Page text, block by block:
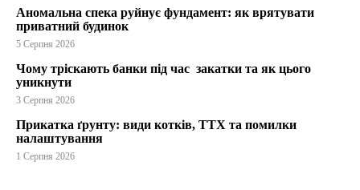
Аномальна спека руйнує фундамент: як врятувати
приватний будинок
5 Серпня 2026
Чому тріскають банки під час закатки та як цього
уникнути
3 Серпня 2026
Прикатка ґрунту: види котків, ТТХ та помилки
налаштування
1 Серпня 2026